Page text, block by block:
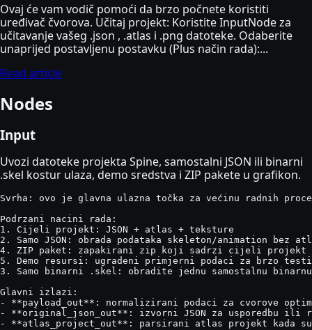
Ovaj će vam vodič pomoći da brzo počnete koristiti
uređivač čvorova. Učitaj projekt: Koristite InputNode za
učitavanje vašeg .json , .atlas i .png datoteke. Odaberite
unaprijed postavljenu postavku (Plus način rada):...
Read article
Nodes
Input
Uvozi datoteke projekta Spine, samostalni JSON ili binarni
.skel kostur ulaza, demo sredstva i ZIP pakete u grafikon.
Svrha: ovo je glavna ulazna točka za većinu radnih
Podrzani nacini rada:
1. Cijeli projekt: JSON + atlas + teksture
2. Samo JSON: obrada podataka skeleton/animation bez
4. ZIP paket: zapakirani zip koji sadrzi cijeli projekt
5. Demo resursi: ugradeni primjerni podaci za brzo
3. Samo binarni .skel: obradite jednu samostalnu
Glavni izlazi:
- **payload_out**: normalizirani podaci za cvorove
- **original_json_out**: izvorni JSON za usporedbu ili
- **atlas_project_out**: parsirani atlas projekt kada su